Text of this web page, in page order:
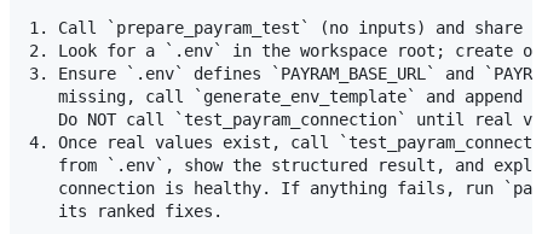
1. Call `prepare_payram_test` (no inputs) and share
2. Look for a `.env` in the workspace root; create
3. Ensure `.env` defines `PAYRAM_BASE_URL` and
missing, call `generate_env_template` and append
Do NOT call `test_payram_connection` until real
4. Once real values exist, call
from `.env`, show the structured result, and
connection is healthy. If anything fails, run